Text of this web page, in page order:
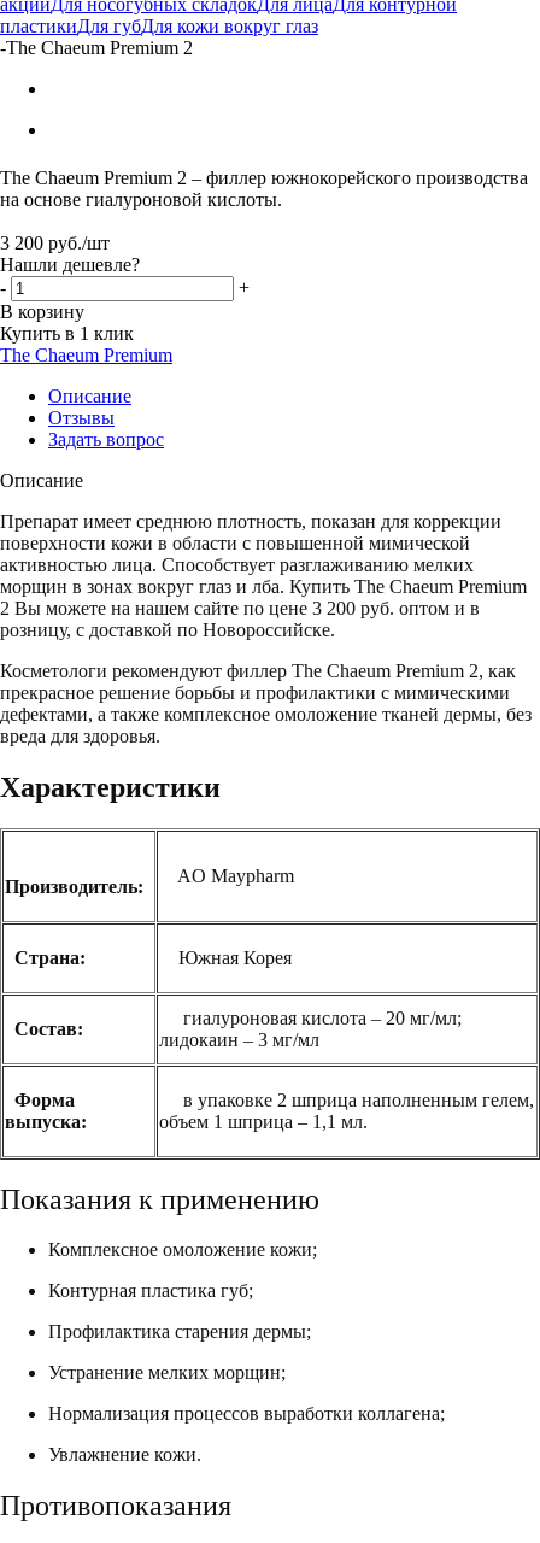
пластикиДля губДля кожи вокруг глаз
-The Chaeum Premium 2
The Chaeum Premium 2 – филлер южнокорейского производства
на основе гиалуроновой кислоты.
3 200 руб./шт
Нашли дешевле?
-
+
В корзину
Купить в 1 клик
The Chaeum Premium
Описание
Отзывы
Задать вопрос
Описание
Препарат имеет среднюю плотность, показан для коррекции
поверхности кожи в области с повышенной мимической
активностью лица. Способствует разглаживанию мелких
морщин в зонах вокруг глаз и лба. Купить The Chaeum Premium
2 Вы можете на нашем сайте по цене 3 200 руб. оптом и в
розницу, с доставкой по Новороссийске.
Косметологи рекомендуют филлер The Chaeum Premium 2, как
прекрасное решение борьбы и профилактики с мимическими
дефектами, а также комплексное омоложение тканей дермы, без
вреда для здоровья.
Характеристики
Производитель:
AO Maypharm
Страна: Южная Корея
Состав:
гиалуроновая кислота – 20 мг/мл;
лидокаин – 3 мг/мл
Форма
выпуска:
в упаковке 2 шприца наполненным гелем,
объем 1 шприца – 1,1 мл.
Показания к применению
Комплексное омоложение кожи;
Контурная пластика губ;
Профилактика старения дермы;
Устранение мелких морщин;
Нормализация процессов выработки коллагена;
Увлажнение кожи.
Противопоказания